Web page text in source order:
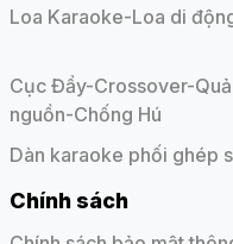
9. Bảo hành:12 tháng.
Loa Karaoke-Loa di
Cục Đẩy-Crossover-
nguồn-Chống Hú
Dàn karaoke phối ghép
Chính sách